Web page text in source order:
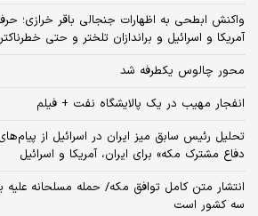
واکنش ابطحی به اظهارات جنجالی باقر خرازی؛
آمریکا و اسرائیل و براندازان تلختر و حتی
محور چالوس یکطرفه شد
انفجار مهیب در یک پالایشگاه نفت + فیلم
تحلیل رئیس سابق میز ایران در اسرائیل از
دفاع مشترک مکه» برای ایران، آمریکا و اسرائیل
انتشار متن کامل توافق مکه/ حمله مسلحانه علیه
سه کشور است